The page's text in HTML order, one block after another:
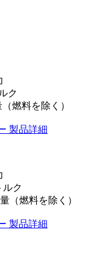
ク
燃料を除く）
製品詳細
ルク
（燃料を除く）
製品詳細